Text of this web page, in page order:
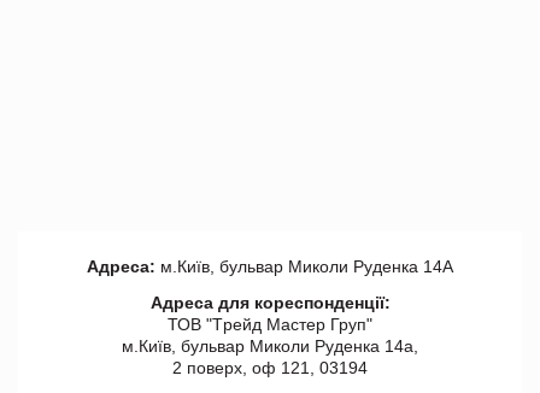
Адреса: м.Київ, бульвар Миколи Руденка 14А
Адреса для кореспонденції:
ТОВ "Tрейд Мастер Груп"
м.Київ, бульвар Миколи Руденка 14а,
2 поверх, оф 121, 03194